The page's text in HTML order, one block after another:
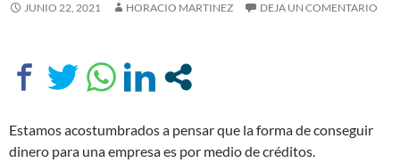
JUNIO 22, 2021 HORACIO MARTINEZ DEJA UN COMENTARIO
Estamos acostumbrados a pensar que la forma de conseguir
dinero para una empresa es por medio de créditos.